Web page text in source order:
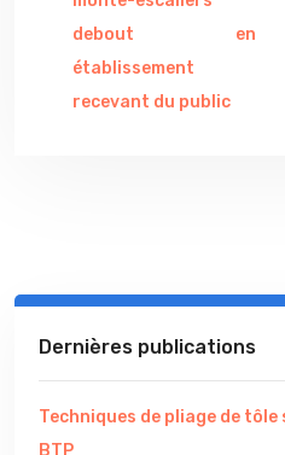
debout en
établissement
recevant du public
Dernières publications
Techniques de pliage de
BTP